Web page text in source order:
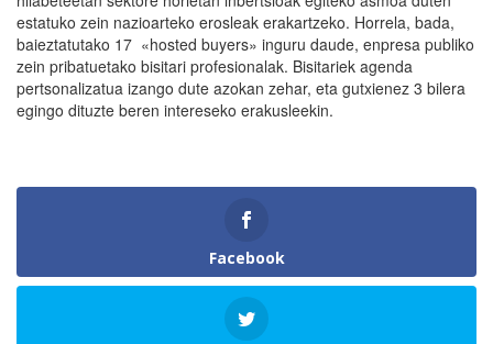
estatuko zein nazioarteko erosleak erakartzeko. Horrela, bada,
baieztatutako 17 «hosted buyers» inguru daude, enpresa publiko
zein pribatuetako bisitari profesionalak. Bisitariek agenda
pertsonalizatua izango dute azokan zehar, eta gutxienez 3 bilera
egingo dituzte beren intereseko erakusleekin.
Facebook